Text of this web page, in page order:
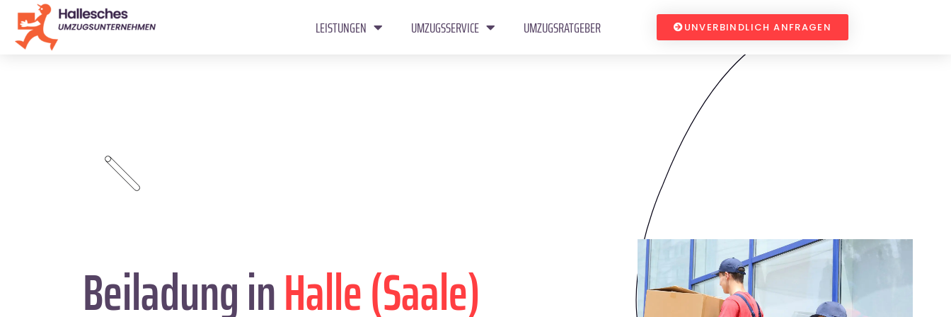
LEISTUNGEN UMZUGSSERVICE UMZUGSRATGEBER UNVERBINDLICH ANFRAGEN
Beiladung inHalle (Saale)